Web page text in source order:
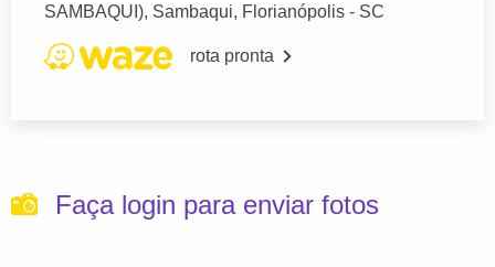
SAMBAQUI), Sambaqui, Florianópolis - SC
rota pronta
Faça login para enviar fotos